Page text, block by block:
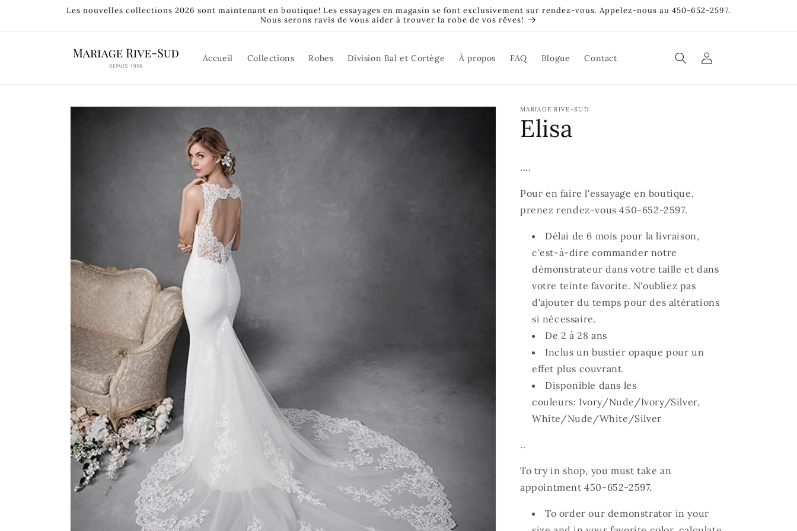
Les nouvelles collections 2026 sont maintenant en boutique! Les essayages en magasin se font exclusivement sur rendez-vous. Appelez-nous au 450-652-2597.
Nous serons ravis de vous aider à trouver la robe de vos rêves!
Accueil Collections Robes Division Bal et Cortège À propos FAQ Blogue Contact Connexion
Passer aux
MARIAGE RIVE-SUD
Elisa
....
Pour en faire l'essayage en boutique,
prenez rendez-vous 450-652-2597.
Délai de 6 mois pour la livraison,
c'est-à-dire commander notre
démonstrateur dans votre taille et dans
votre teinte favorite. N'oubliez pas
d'ajouter du temps pour des altérations
si nécessaire.
De 2 à 28 ans
Inclus un bustier opaque pour un
effet plus couvrant.
Disponible dans les
couleurs: Ivory/Nude/Ivory/Silver,
White/Nude/White/Silver
..
To try in shop, you must take an
appointment 450-652-2597.
To order our demonstrator in your